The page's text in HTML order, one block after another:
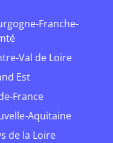
Val de Loire
Est
France
Aquitaine
de la Loire